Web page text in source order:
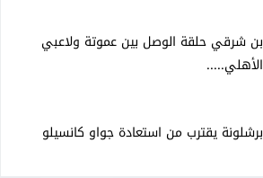
بن شرقي حلقة الوصل بين عموتة ولاعبي
الأهلي.....
برشلونة يقترب من استعادة جواو كانسيلو